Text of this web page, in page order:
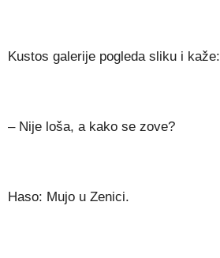
Kustos galerije pogleda sliku i kaže:
– Nije loša, a kako se zove?
Haso: Mujo u Zenici.